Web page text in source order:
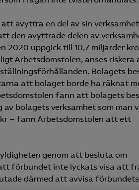
avyttra en del av sin
den avyttrade delen av
2020 uppgick till 10,7 miljarder
Arbetsdomstolen, anses riskera
Bolagets
att bolaget borde ha räknat
fann att bolagets
bolagets verksamhet som man
– fann Arbetsdomstolen att ett
genom att besluta om
förbundet inte lyckats visa att
därmed att avvisa